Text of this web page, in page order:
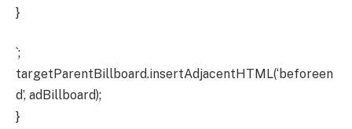
}
`;
targetParentBillboard.insertAdjacentHTML(‘beforeen
d’, adBillboard);
}